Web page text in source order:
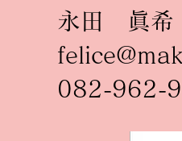
永田 眞希
082-962-